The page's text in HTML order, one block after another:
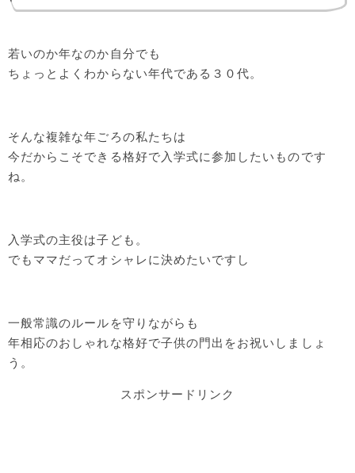
若いのか年なのか自分でも
ちょっとよくわからない年代である３０代。
そんな複雑な年ごろの私たちは
今だからこそできる格好で入学式に参加したいものです
ね。
入学式の主役は子ども。
でもママだってオシャレに決めたいですし
一般常識のルールを守りながらも
年相応のおしゃれな格好で子供の門出をお祝いしましょ
う。
スポンサードリンク